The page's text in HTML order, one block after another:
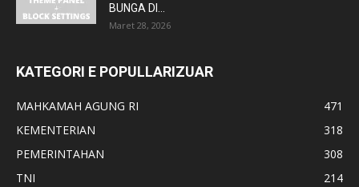
BUNGA DI...
Maret 28, 2026
KATEGORI E POPULLARIZUAR
MAHKAMAH AGUNG RI
471
KEMENTERIAN
318
PEMERINTAHAN
308
TNI
214